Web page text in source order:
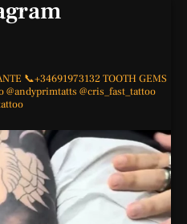
📞+34691973132TOOTH GEMS
@andyprimtatts @cris_fast_tattoo